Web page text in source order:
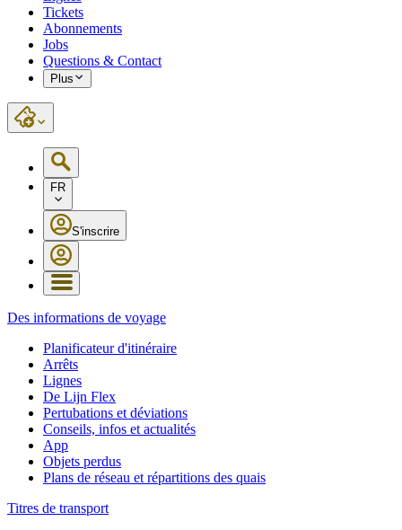
Tickets
Abonnements
Jobs
Questions & Contact
Plus
FR
S'inscrire
Des informations de voyage
Planificateur d'itinéraire
Arrêts
Lignes
De Lijn Flex
Pertubations et déviations
Conseils, infos et actualités
App
Objets perdus
Plans de réseau et répartitions des quais
Titres de transport